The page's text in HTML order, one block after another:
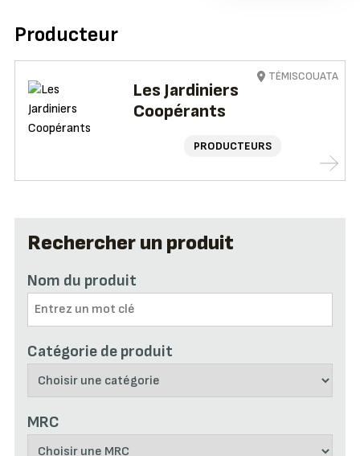
Rechercher un produit
Nom du produit
Catégorie de produit
MRC
Producteur
Les Jardiniers
Coopérants
PRODUCTEURS
TÉMISCOUATA